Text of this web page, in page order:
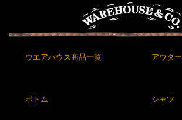
ウエアハウス商品一覧 アウター
ボトム シャツ